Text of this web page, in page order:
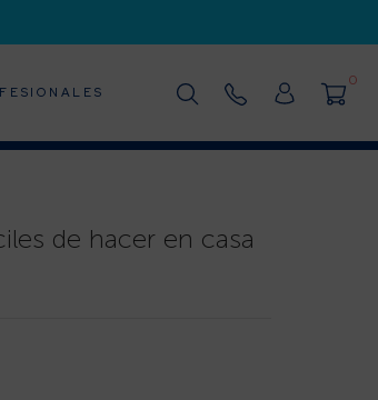
0
de hacer en casa